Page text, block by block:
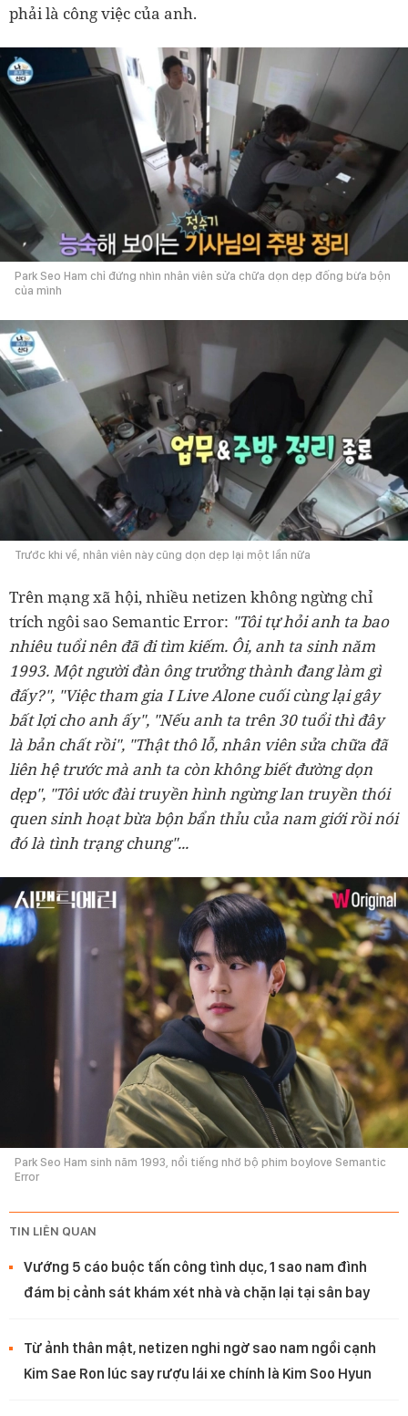
phải là công việc của anh.
Park Seo Ham chỉ đứng nhìn nhân viên sửa chữa dọn dẹp đống bừa bộn
của mình
Trước khi về, nhân viên này cũng dọn dẹp lại một lần nữa
Trên mạng xã hội, nhiều netizen không ngừng chỉ
trích ngôi sao Semantic Error: "Tôi tự hỏi anh ta bao
nhiêu tuổi nên đã đi tìm kiếm. Ôi, anh ta sinh năm
1993. Một người đàn ông trưởng thành đang làm gì
đấy?", "Việc tham gia I Live Alone cuối cùng lại gây
bất lợi cho anh ấy", "Nếu anh ta trên 30 tuổi thì đây
là bản chất rồi", "Thật thô lỗ, nhân viên sửa chữa đã
liên hệ trước mà anh ta còn không biết đường dọn
dẹp", "Tôi ước đài truyền hình ngừng lan truyền thói
quen sinh hoạt bừa bộn bẩn thỉu của nam giới rồi nói
đó là tình trạng chung"...
Park Seo Ham sinh năm 1993, nổi tiếng nhờ bộ phim boylove Semantic
Error
TIN LIÊN QUAN
Vướng 5 cáo buộc tấn công tình dục, 1 sao nam đình
đám bị cảnh sát khám xét nhà và chặn lại tại sân bay
Từ ảnh thân mật, netizen nghi ngờ sao nam ngồi cạnh
Kim Sae Ron lúc say rượu lái xe chính là Kim Soo Hyun